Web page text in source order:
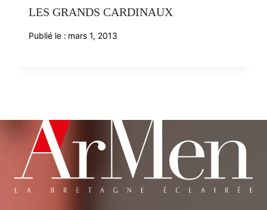
LES GRANDS CARDINAUX
Publié le : mars 1, 2013